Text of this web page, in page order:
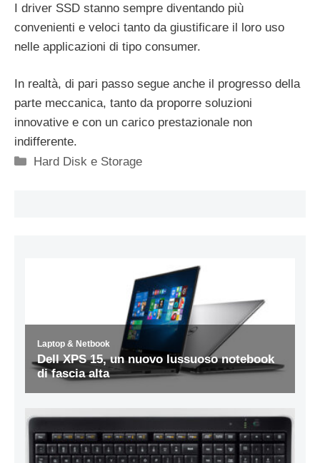
I driver SSD stanno sempre diventando più
convenienti e veloci tanto da giustificare il loro uso
nelle applicazioni di tipo consumer.
In realtà, di pari passo segue anche il progresso della
parte meccanica, tanto da proporre soluzioni
innovative e con un carico prestazionale non
indifferente.
Categorie
Hard Disk e Storage